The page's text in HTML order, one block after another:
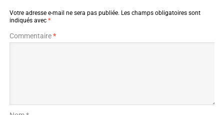
Votre adresse e-mail ne sera pas publiée. Les champs obligatoires sont
indiqués avec *
Commentaire*